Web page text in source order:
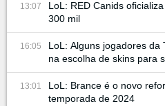
13:07
LoL: RED Canids
300 mil
16:05
LoL: Alguns jogadores
na escolha de skins para
13:01
LoL: Brance é o novo
temporada de 2024